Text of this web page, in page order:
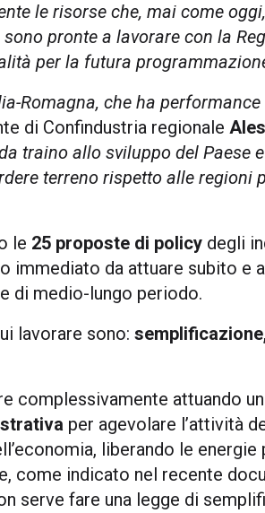
le risorse che, mai come
pronte a lavorare con la
per la futura
Romagna, che ha
di Confindustria regionale
traino allo sviluppo del Paese
terreno rispetto alle
le 25 proposte di policy degli
immediato da attuare subito e
di medio-lungo periodo.
lavorare sono:
complessivamente attuando
per agevolare l’attività
liberando le
come indicato nel recente
serve fare una legge di